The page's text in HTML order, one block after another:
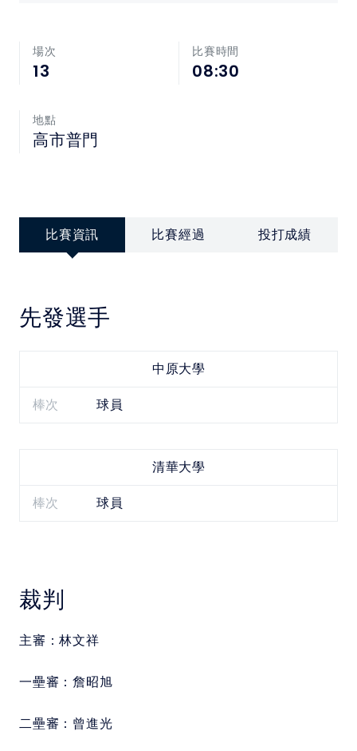
場次
13
比賽時間
08:30
地點
高市普門
比賽資訊 比賽經過 投打成績
先發選手
中原大學
棒次 球員
清華大學
棒次 球員
裁判
主審：林文祥
一壘審：詹昭旭
二壘審： 曾進光